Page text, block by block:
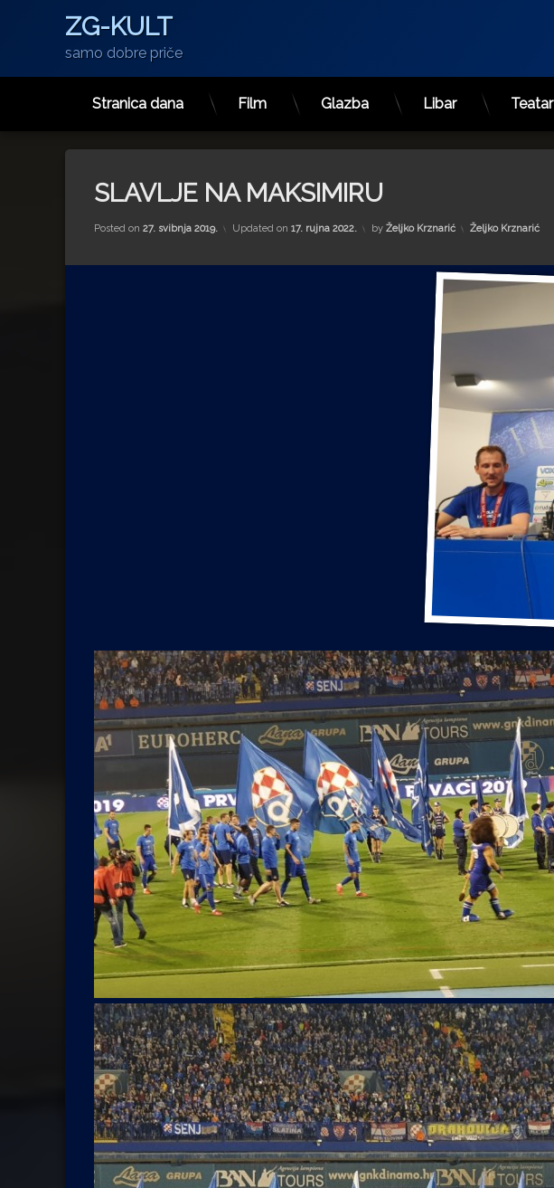
Preskoči
ZG-KULT
samo dobre priče
Stranica dana Film Glazba Libar Teatar
SLAVLJE NA MAKSIMIRU
Posted on 27. svibnja 2019. Updated on 17. rujna 2022. by Željko Krznarić Kategorije:
Željko Krznarić